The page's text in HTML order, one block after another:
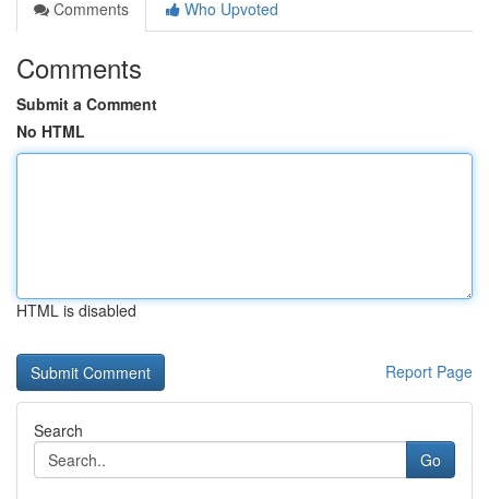
Comments
Who Upvoted
Comments
Submit a Comment
No HTML
HTML is disabled
Report Page
Search
Go